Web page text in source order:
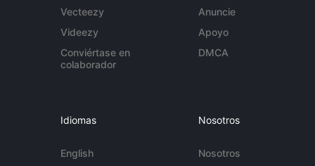
Vecteezy
Videezy
Conviértase en
colaborador
Anuncie
Apoyo
DMCA
Idiomas
English
Nosotros
Nosotros